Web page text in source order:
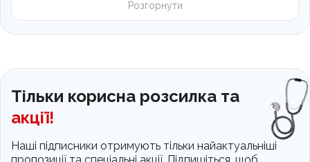
Розгорнути
Тільки корисна розсилка та
акції!
Наші підписники отримують тільки найактуальніші